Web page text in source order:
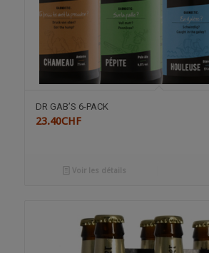
DR GAB’S 6-PACK
23.40CHF
Voir les détails